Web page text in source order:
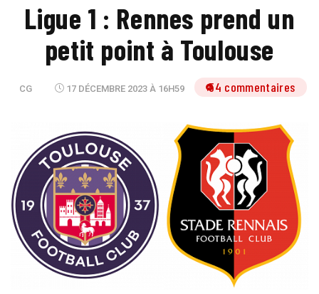
Ligue 1 : Rennes prend un
petit point à Toulouse
CG 17 DÉCEMBRE 2023 À 16H59 54 commentaires